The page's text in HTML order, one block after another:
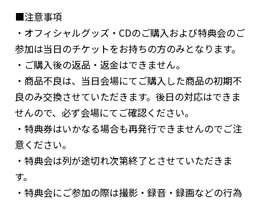
■注意事項
・オフィシャルグッズ・CDのご購入および特典会のご
参加は当日のチケットをお持ちの方のみとなります。
・ご購入後の返品・返金はできません。
・商品不良は、当日会場にてご購入した商品の初期不
良のみ交換させていただきます。後日の対応はできま
せんので、必ず会場にてご確認ください。
・特典券はいかなる場合も再発行できませんのでご注
意ください。
・特典会は列が途切れ次第終了とさせていただきま
す。
・特典会にご参加の際は撮影・録音・録画などの行為